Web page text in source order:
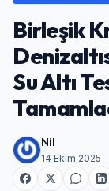
Birleşik
Su Altı
Nil
14 Ekim 2025